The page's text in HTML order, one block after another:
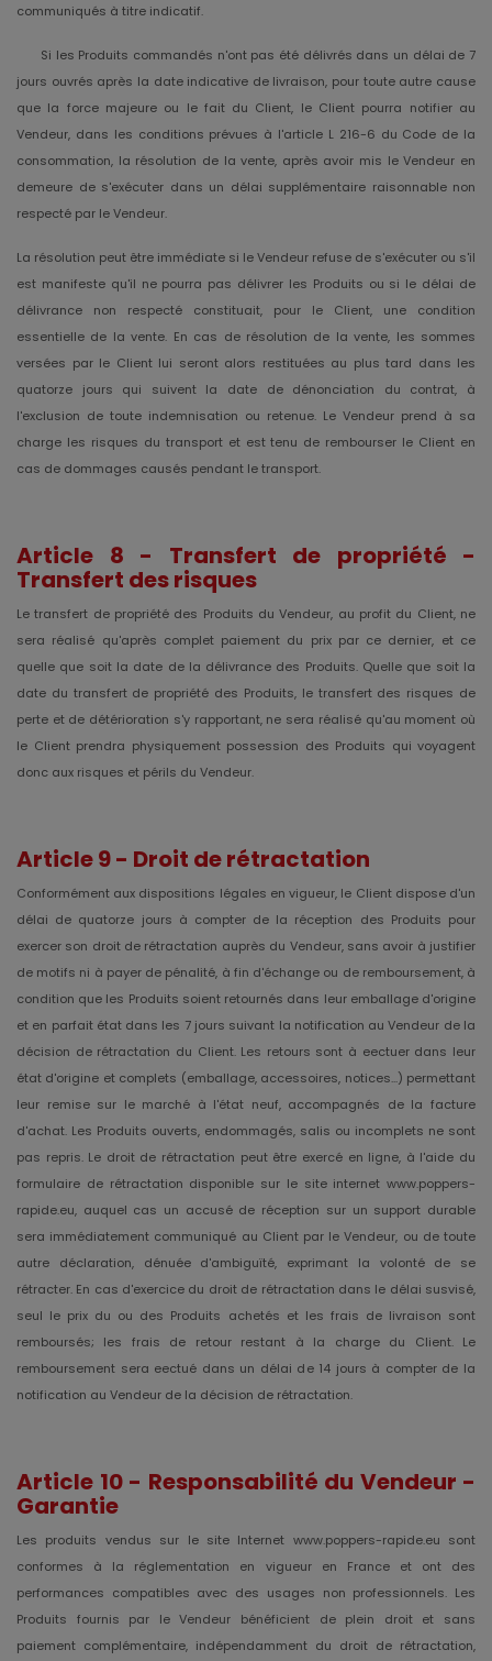
communiqués à titre indicatif.
Si les Produits commandés n'ont pas été délivrés dans un délai de 7
jours ouvrés après la date indicative de livraison, pour toute autre cause
que la force majeure ou le fait du Client, le Client pourra notifier au
Vendeur, dans les conditions prévues à l'article L 216-6 du Code de la
consommation, la résolution de la vente, après avoir mis le Vendeur en
demeure de s'exécuter dans un délai supplémentaire raisonnable non
respecté par le Vendeur.
La résolution peut être immédiate si le Vendeur refuse de s'exécuter ou s'il
est manifeste qu'il ne pourra pas délivrer les Produits ou si le délai de
délivrance non respecté constituait, pour le Client, une condition
essentielle de la vente. En cas de résolution de la vente, les sommes
versées par le Client lui seront alors restituées au plus tard dans les
quatorze jours qui suivent la date de dénonciation du contrat, à
l'exclusion de toute indemnisation ou retenue. Le Vendeur prend à sa
charge les risques du transport et est tenu de rembourser le Client en
cas de dommages causés pendant le transport.
Article 8 - Transfert de propriété -
Transfert des risques
Le transfert de propriété des Produits du Vendeur, au profit du Client, ne
sera réalisé qu'après complet paiement du prix par ce dernier, et ce
quelle que soit la date de la délivrance des Produits. Quelle que soit la
date du transfert de propriété des Produits, le transfert des risques de
perte et de détérioration s'y rapportant, ne sera réalisé qu'au moment où
le Client prendra physiquement possession des Produits qui voyagent
donc aux risques et périls du Vendeur.
Article 9 - Droit de rétractation
Conformément aux dispositions légales en vigueur, le Client dispose d'un
délai de quatorze jours à compter de la réception des Produits pour
exercer son droit de rétractation auprès du Vendeur, sans avoir à justifier
de motifs ni à payer de pénalité, à fin d'échange ou de remboursement, à
condition que les Produits soient retournés dans leur emballage d'origine
et en parfait état dans les 7 jours suivant la notification au Vendeur de la
décision de rétractation du Client. Les retours sont à eectuer dans leur
état d'origine et complets (emballage, accessoires, notices...) permettant
leur remise sur le marché à l'état neuf, accompagnés de la facture
d'achat. Les Produits ouverts, endommagés, salis ou incomplets ne sont
pas repris. Le droit de rétractation peut être exercé en ligne, à l'aide du
formulaire de rétractation disponible sur le site internet www.poppers-
rapide.eu, auquel cas un accusé de réception sur un support durable
sera immédiatement communiqué au Client par le Vendeur, ou de toute
autre déclaration, dénuée d'ambiguïté, exprimant la volonté de se
rétracter. En cas d'exercice du droit de rétractation dans le délai susvisé,
seul le prix du ou des Produits achetés et les frais de livraison sont
remboursés; les frais de retour restant à la charge du Client. Le
remboursement sera eectué dans un délai de 14 jours à compter de la
notification au Vendeur de la décision de rétractation.
Article 10 - Responsabilité du Vendeur -
Garantie
Les produits vendus sur le site Internet www.poppers-rapide.eu sont
conformes à la réglementation en vigueur en France et ont des
performances compatibles avec des usages non professionnels. Les
Produits fournis par le Vendeur bénéficient de plein droit et sans
paiement complémentaire, indépendamment du droit de rétractation,